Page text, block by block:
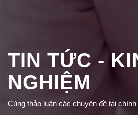
TIN TỨC -
NGHIỆM
Cùng thảo luận các chuyên đề tài